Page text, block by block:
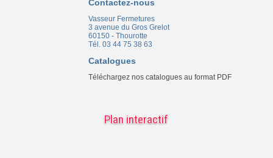
Contactez-nous
Vasseur Fermetures
3 avenue du Gros Grelot
60150 - Thourotte
Tél. 03 44 75 38 63
Catalogues
Téléchargez nos catalogues au format PDF
Plan interactif